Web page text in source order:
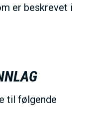
er beskrevet i
til følgende